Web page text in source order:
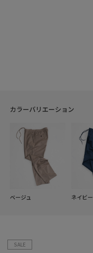
カラーバリエーション
ベージュ ネイビー
SALE